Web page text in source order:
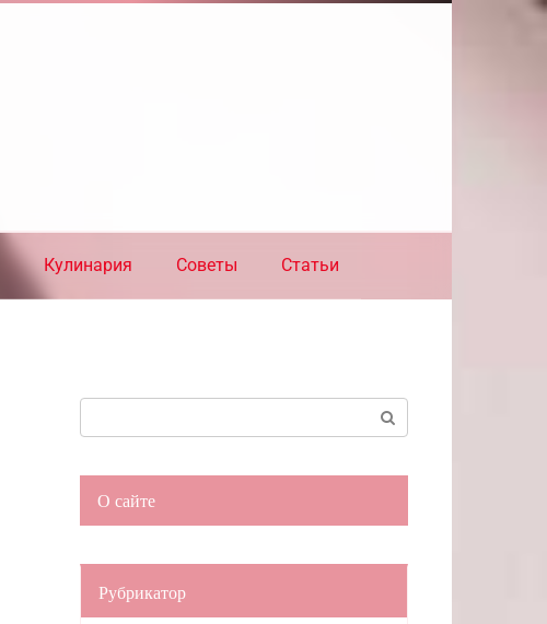
Кулинария Советы Статьи
О сайте
Рубрикатор